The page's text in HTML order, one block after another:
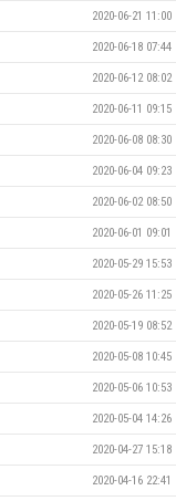
2020-06-21 11:00
2020-06-18 07:44
2020-06-12 08:02
2020-06-11 09:15
2020-06-08 08:30
2020-06-04 09:23
2020-06-02 08:50
2020-06-01 09:01
2020-05-29 15:53
2020-05-26 11:25
2020-05-19 08:52
2020-05-08 10:45
2020-05-06 10:53
2020-05-04 14:26
2020-04-27 15:18
2020-04-16 22:41